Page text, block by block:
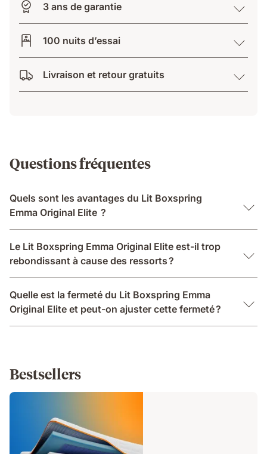
3 ans de garantie
100 nuits d’essai
Livraison et retour gratuits
Questions fréquentes
Quels sont les avantages du Lit Boxspring
Emma Original Elite ?
Le Lit Boxspring Emma Original Elite est-il trop
rebondissant à cause des ressorts ?
Quelle est la fermeté du Lit Boxspring Emma
Original Elite et peut-on ajuster cette fermeté ?
Bestsellers